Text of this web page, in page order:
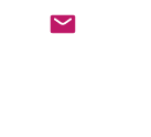
o Integrare
de